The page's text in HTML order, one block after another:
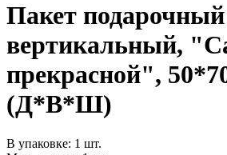
Пакет
вертикальный,
прекрасной",
(Д*В*Ш)
В упаковке: 1 шт.